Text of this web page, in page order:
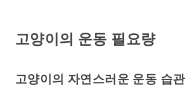
고양이의 운동 필요량
고양이의 자연스러운 운동 습관